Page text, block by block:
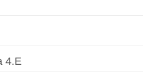
4.E